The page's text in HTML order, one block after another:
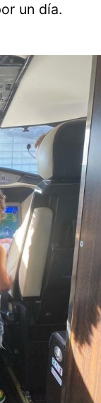
un día.